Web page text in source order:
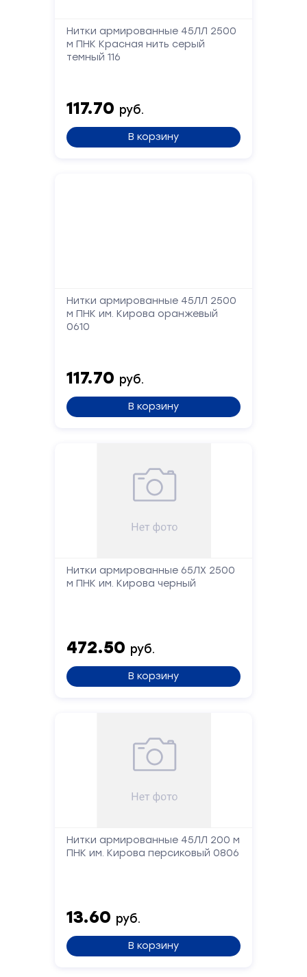
Нитки армированные 45ЛЛ 2500
м ПНК Красная нить серый
темный 116
117.70 руб.
В корзину
Нитки армированные 45ЛЛ 2500
м ПНК им. Кирова оранжевый
0610
117.70 руб.
В корзину
Нитки армированные 65ЛХ 2500
м ПНК им. Кирова черный
472.50 руб.
В корзину
Нитки армированные 45ЛЛ 200 м
ПНК им. Кирова персиковый 0806
13.60 руб.
В корзину
Форма
форму,
и